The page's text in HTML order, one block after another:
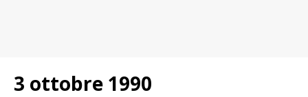
3 ottobre 1990